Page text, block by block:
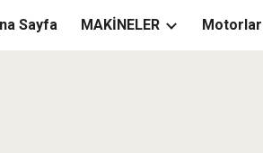
Skip to main content
Sayfa MAKİNELER Motorlar